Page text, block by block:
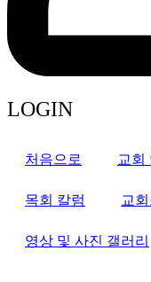
LOGIN
처음으로 교회
목회 칼럼 교
영상 및 사진 갤러리